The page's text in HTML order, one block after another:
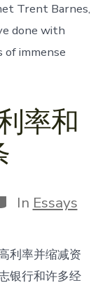
Trent Barnes,
done with
of immense
率和
In Essays
利率并缩减资
银行和许多经